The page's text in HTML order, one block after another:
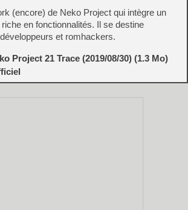
(encore) de Neko Project qui intègre un
en fonctionnalités. Il se destine
et romhackers.
Project 21 Trace (2019/08/30) (1.3 Mo)